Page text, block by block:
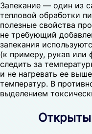
Запекание — один из
тепловой обработки
полезные свойства
не требующий
запекания
(к примеру, рукав
следить за
и не нагревать ее
температур. В
выделением